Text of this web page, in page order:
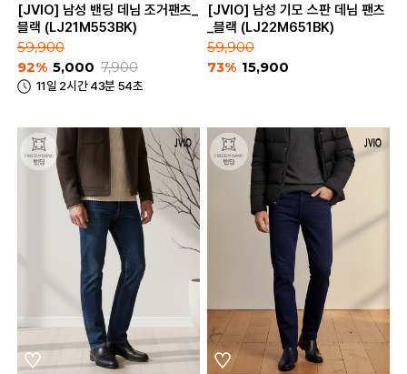
[JVIO] 남성 밴딩 데님 조거팬츠_
블랙 (LJ21M553BK)
59,900
92% 5,000 7,900
11일 2시간 43분 54초
[JVIO] 남성 기모 스판 데님 팬츠
_블랙 (LJ22M651BK)
59,900
73% 15,900